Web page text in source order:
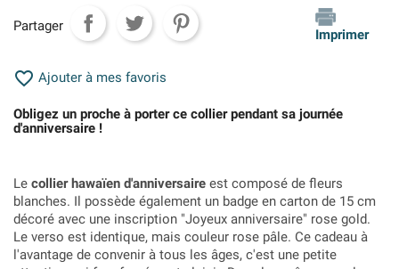
Partager
Imprimer
 Ajouter à mes favoris
Obligez un proche à porter ce collier pendant sa journée
d'anniversaire !
Le collier hawaïen d'anniversaire est composé de fleurs
blanches. Il possède également un badge en carton de 15 cm
décoré avec une inscription "Joyeux anniversaire" rose gold.
Le verso est identique, mais couleur rose pâle. Ce cadeau à
l'avantage de convenir à tous les âges, c'est une petite